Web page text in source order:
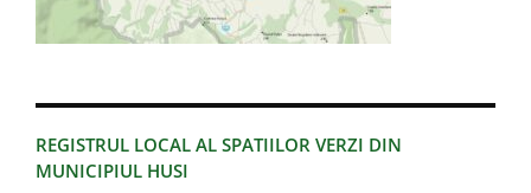
REGISTRUL LOCAL AL SPATIILOR VERZI DIN
MUNICIPIUL HUSI